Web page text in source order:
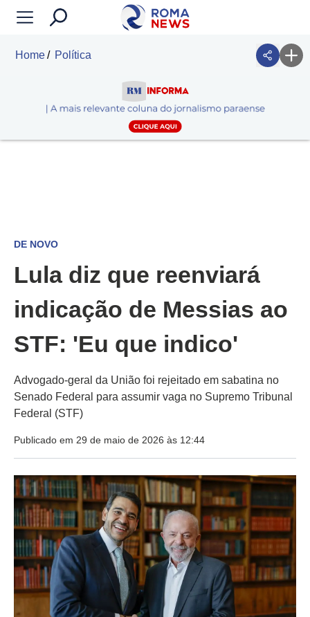
Home Política
DE NOVO
Lula diz que reenviará
indicação de Messias ao
STF: 'Eu que indico'
Advogado-geral da União foi rejeitado em sabatina no
Senado Federal para assumir vaga no Supremo Tribunal
Federal (STF)
Publicado em 29 de maio de 2026 às 12:44